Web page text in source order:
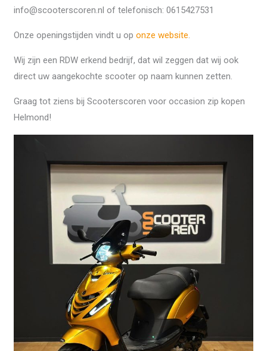
info@scooterscoren.nl of telefonisch: 0615427531
Onze openingstijden vindt u oponze website
Wij zijn een RDW erkend bedrijf, dat wil zeggen dat wij ook
direct uw aangekochte scooter op naam kunnen zetten.
Graag tot ziens bij Scooterscoren voor occasion zip kopen
Helmond!